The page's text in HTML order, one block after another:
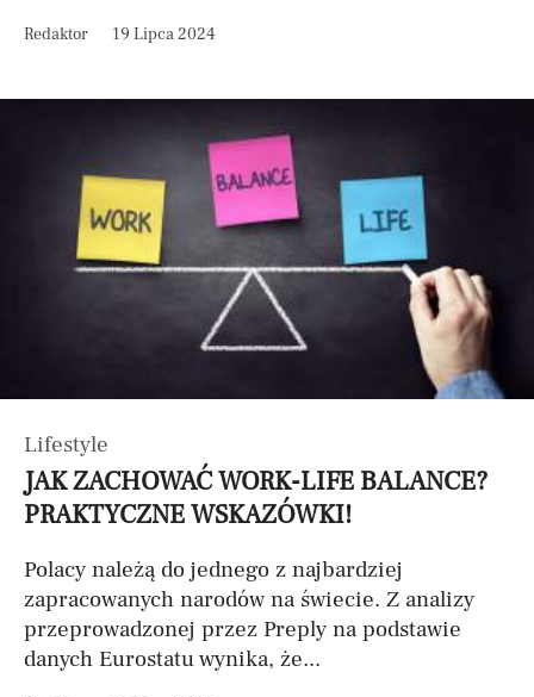
Redaktor 19 Lipca 2024
Lifestyle
JAK ZACHOWAĆ WORK-LIFE BALANCE?
PRAKTYCZNE WSKAZÓWKI!
Polacy należą do jednego z najbardziej
zapracowanych narodów na świecie. Z analizy
przeprowadzonej przez Preply na podstawie
danych Eurostatu wynika, że...